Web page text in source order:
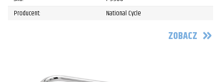
Producent:
National Cycle
ZOBACZ